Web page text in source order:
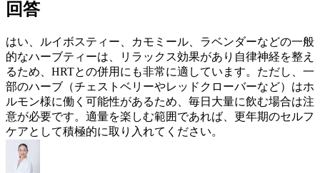
回答
はい、ルイボスティー、カモミール、ラベンダーなどの一般
的なハーブティーは、リラックス効果があり自律神経を整え
るため、 HRTとの併用にも非常に適しています。ただし、一
部のハーブ（チェストベリーやレッドクローバーなど）はホ
ルモン様に働く可能性があるため、毎日大量に飲む場合は注
意が必要です。適量を楽しむ範囲であれば、 更年期のセルフ
ケアとして積極的に取り入れてください。